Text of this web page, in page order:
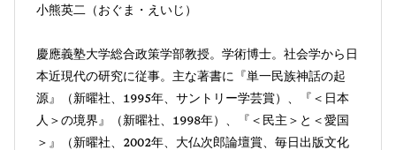
小熊英二（おぐま・えいじ）
慶應義塾大学総合政策学部教授。学術博士。社会学から日
本近現代の研究に従事。主な著書に『単一民族神話の起
源』（新曜社、1995年、サントリー学芸賞）、『＜日本
人＞の境界』（新曜社、1998年）、『＜民主＞と＜愛国
＞』（新曜社、2002年、大仏次郎論壇賞、毎日出版文化